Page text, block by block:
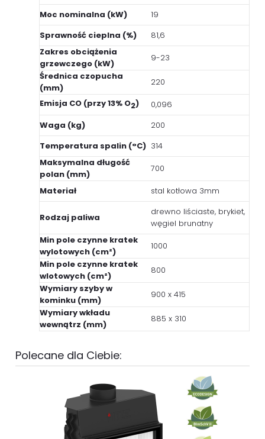
Moc nominalna (kW)
19
Sprawność cieplna (%)
81,6
Zakres obciążenia
grzewczego (kW)
9-23
Średnica czopucha
(mm)
220
Emisja CO (przy 13% O2)
0,096
Waga (kg)
200
Temperatura spalin (°C) 314
Maksymalna długość
polan (mm)
700
Materiał
stal kotłowa 3mm
Rodzaj paliwa
drewno liściaste, brykiet,
węgiel brunatny
Min pole czynne kratek
wylotowych (cm²)
1000
Min pole czynne kratek
wlotowych (cm²)
800
Wymiary szyby w
kominku (mm)
900 x 415
Wymiary wkładu
wewnątrz (mm)
885 x 310
Polecane dla Ciebie: